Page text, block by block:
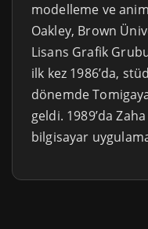
modelleme ve
Oakley, Brown
Lisans Grafik
ilk kez 1986’da,
dönemde
geldi. 1989’da
bilgisayar